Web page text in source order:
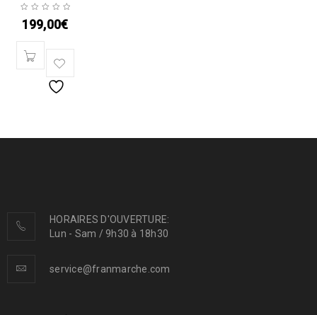
199,00€
HORAIRES D'OUVERTURE:
Lun - Sam / 9h30 à 18h30
service@franmarche.com